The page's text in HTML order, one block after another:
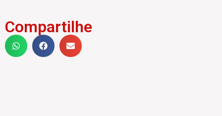
Compartilhe